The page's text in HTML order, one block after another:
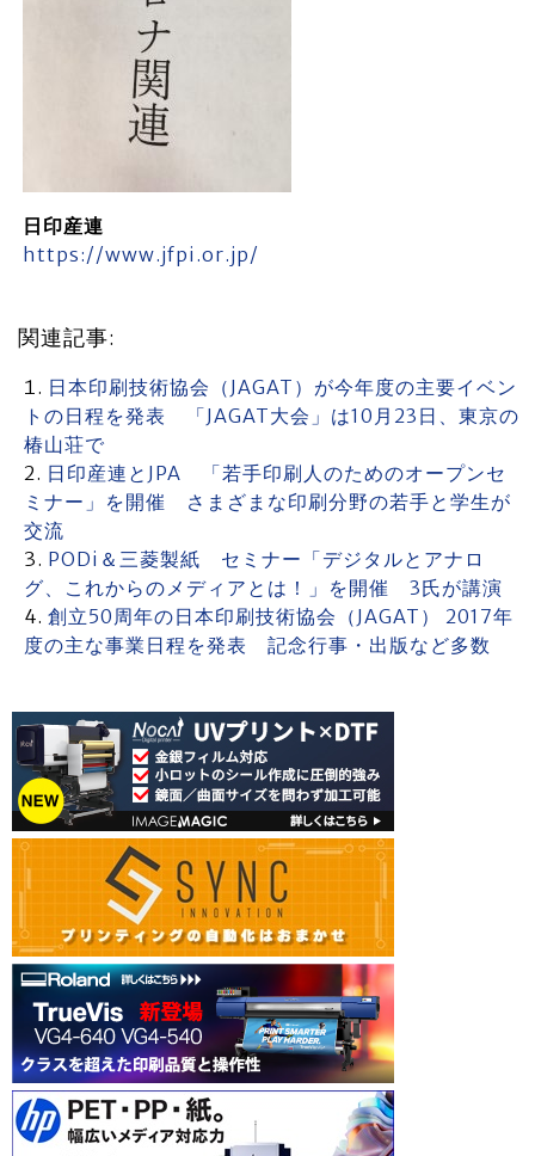
日印産連
https://www.jfpi.or.jp/
関連記事:
日本印刷技術協会（JAGAT）が今年度の主要イベン
トの日程を発表 「JAGAT大会」は10月23日、東京の
椿山荘で
日印産連とJPA 「若手印刷人のためのオープンセ
ミナー」を開催 さまざまな印刷分野の若手と学生が
交流
PODi＆三菱製紙 セミナー「デジタルとアナロ
グ、これからのメディアとは！」を開催 3氏が講演
創立50周年の日本印刷技術協会（JAGAT） 2017年
度の主な事業日程を発表 記念行事・出版など多数